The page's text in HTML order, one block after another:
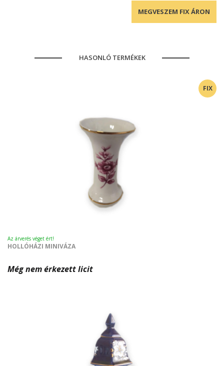
MEGVESZEM FIX ÁRON
HASONLÓ TERMÉKEK
FIX
Az árverés véget ért!
HOLLÓHÁZI MINIVÁZA
Még nem érkezett licit